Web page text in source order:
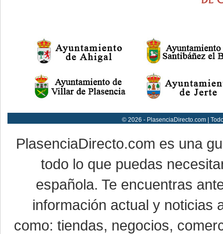
© 2026 - PlasenciaDirecto.com |
PlasenciaDirecto.com es una
todo lo que puedas
española. Te encuentras
información actual y noticias
como: tiendas, negocios,